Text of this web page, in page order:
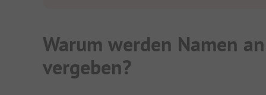
Warum werden Namen
vergeben?